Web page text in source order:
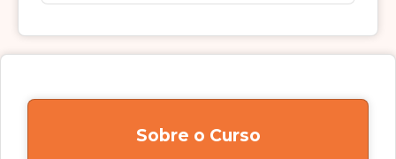
Sobre o Curso